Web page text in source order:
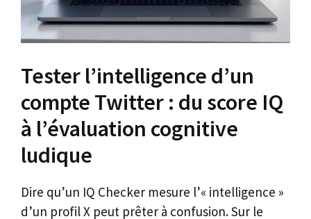
Tester l’intelligence d’un
compte Twitter : du score IQ
à l’évaluation cognitive
ludique
Dire qu’un IQ Checker mesure l’« intelligence »
d’un profil X peut prêter à confusion. Sur le